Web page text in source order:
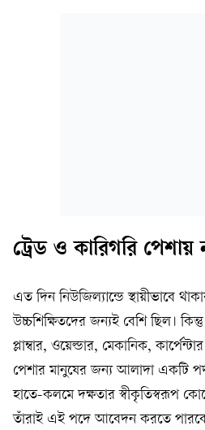
ট্রেড ও কারিগরি
এত দিন নিউজিল্যান্ডে স্থায়ীভাবে
উচ্চশিক্ষিতদের জন্যই বেশি ছিল।
প্লাম্বার, ওয়েল্ডার, মেকানিক,
পেশার মানুষের জন্য আলাদা একটি
হাতে-কলমে দক্ষতার স্বীকৃতিস্বরূপ
তাঁরাই এই পদে আবেদন করতে